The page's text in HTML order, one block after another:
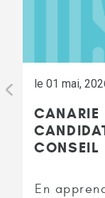
le 01 mai,
CANARIE
CONSEIL
En